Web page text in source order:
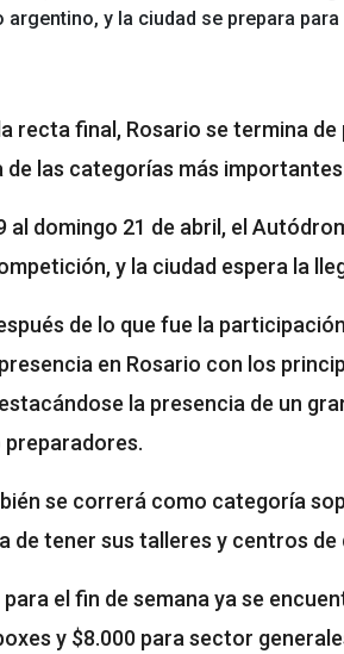
y la ciudad se prepara
recta final, Rosario se termina
de las categorías más
al domingo 21 de abril, el
y la ciudad espera la
de lo que fue la
en Rosario con los
la presencia de un
se correrá como categoría
de tener sus talleres y centros de
el fin de semana ya se
y $8.000 para sector